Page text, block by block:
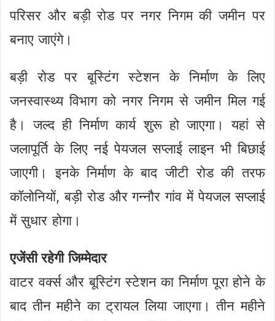
परिसर और बड़ी रोड पर नगर निगम की जमीन पर
बनाए जाएंगे।
बड़ी रोड पर बूस्टिंग स्टेशन के निर्माण के लिए
जनस्वास्थ्य विभाग को नगर निगम से जमीन मिल गई
है। जल्द ही निर्माण कार्य शुरू हो जाएगा। यहां से
जलापूर्ति के लिए नई पेयजल सप्लाई लाइन भी बिछाई
जाएगी। इनके निर्माण के बाद जीटी रोड की तरफ
कॉलोनियों, बड़ी रोड और गन्नौर गांव में पेयजल सप्लाई
में सुधार होगा।
एजेंसी रहेगी जिम्मेदार
वाटर वर्क्स और बूस्टिंग स्टेशन का निर्माण पूरा होने के
बाद तीन महीने का ट्रायल लिया जाएगा। तीन महीने